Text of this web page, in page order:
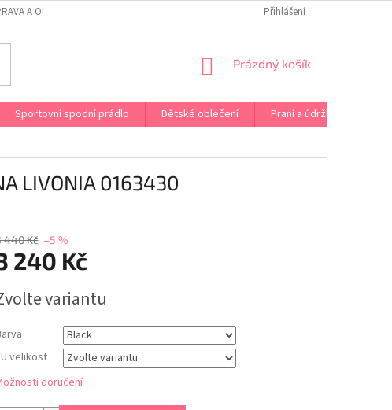
A OPRAVA PRÁDLA NA MÍRU DOPRAVA A PLATBA ČR A EU
Přihlášení
NÁKUPNÍ
Prázdný košík
Sportovní spodní prádlo Dětské oblečení Praní a údržba
LIVONIA 0163430
440 Kč –5 %
240 Kč
variantu
velikost
doručení